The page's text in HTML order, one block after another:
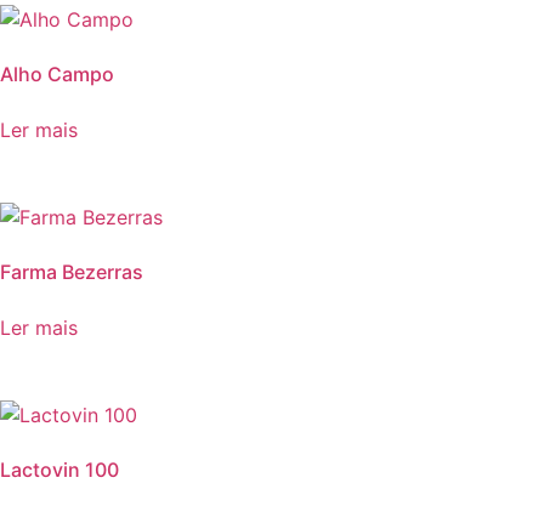
Alho Campo
Ler mais
Farma Bezerras
Ler mais
Lactovin 100